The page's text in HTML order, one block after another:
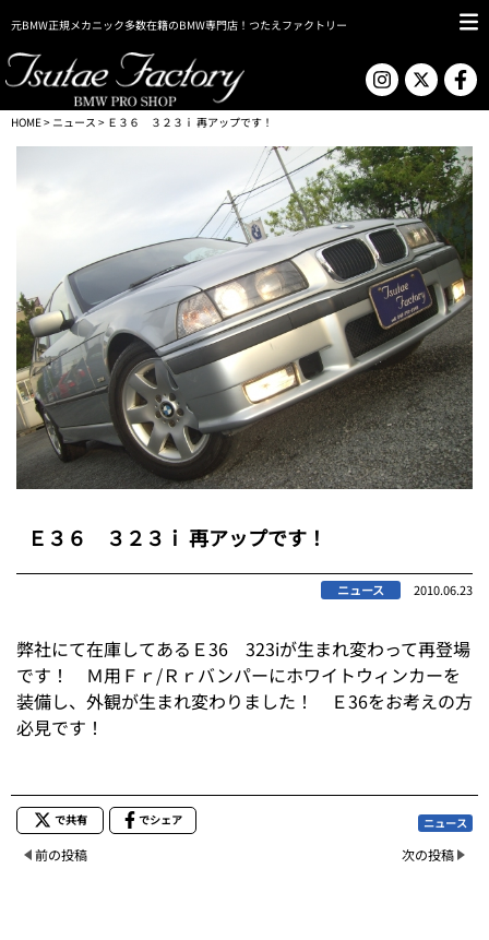
元BMW正規メカニック多数在籍のBMW専門店！つたえファクトリー
HOME> ニュース > Ｅ３６ ３２３ｉ 再アップです！
Ｅ３６ ３２３ｉ 再アップです！
ニュース 2010.06.23
弊社にて在庫してあるＥ36 323iが生まれ変わって再登場
です！ Ｍ用Ｆｒ/Ｒｒバンパーにホワイトウィンカーを
装備し、外観が生まれ変わりました！ Ｅ36をお考えの方
必見です！
で共有 でシェア ニュース
前の投稿 次の投稿